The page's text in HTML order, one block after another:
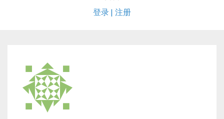
登录 | 注册